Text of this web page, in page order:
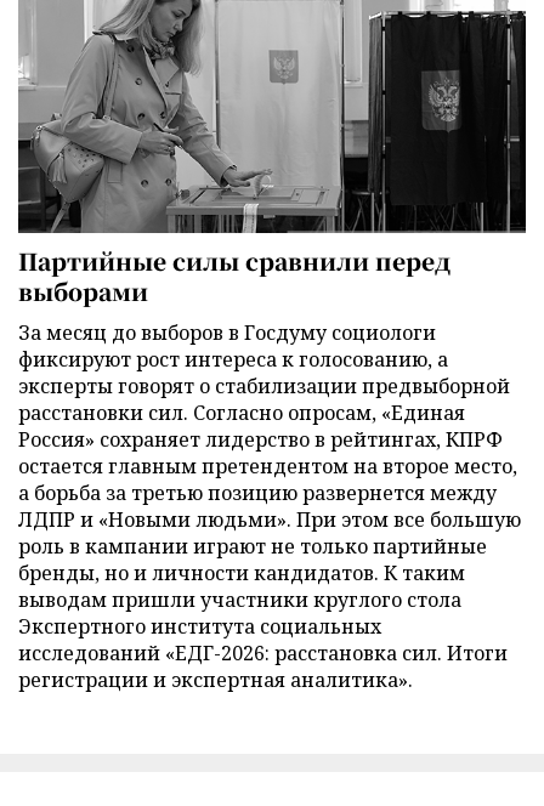
Партийные силы сравнили перед
выборами
За месяц до выборов в Госдуму социологи
фиксируют рост интереса к голосованию, а
эксперты говорят о стабилизации предвыборной
расстановки сил. Согласно опросам, «Единая
Россия» сохраняет лидерство в рейтингах, КПРФ
остается главным претендентом на второе место,
а борьба за третью позицию развернется между
ЛДПР и «Новыми людьми». При этом все большую
роль в кампании играют не только партийные
бренды, но и личности кандидатов. К таким
выводам пришли участники круглого стола
Экспертного института социальных
исследований «ЕДГ-2026: расстановка сил. Итоги
регистрации и экспертная аналитика».